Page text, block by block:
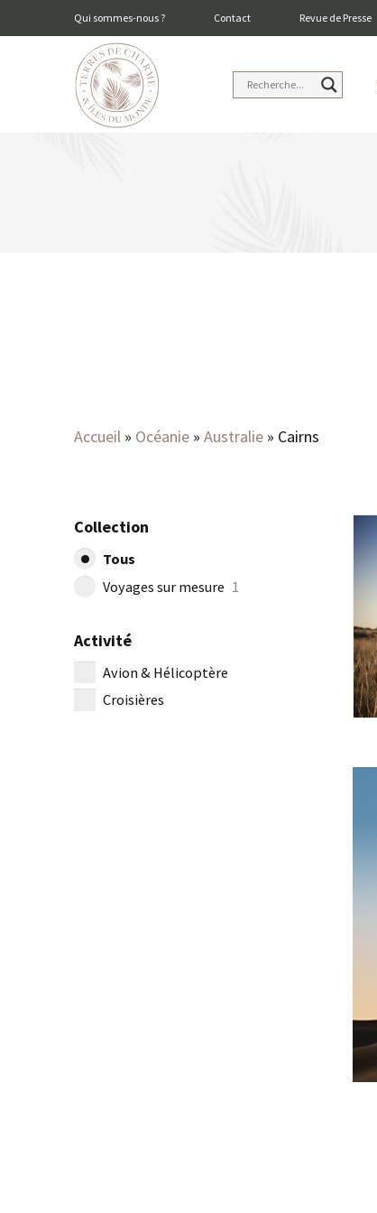
Qui sommes-nous ? Contact Revue de Presse
Accueil » Océanie » Australie » Cairns
Collection
Tous
Voyages sur mesure 1
Activité
Avion & Hélicoptère
Croisières